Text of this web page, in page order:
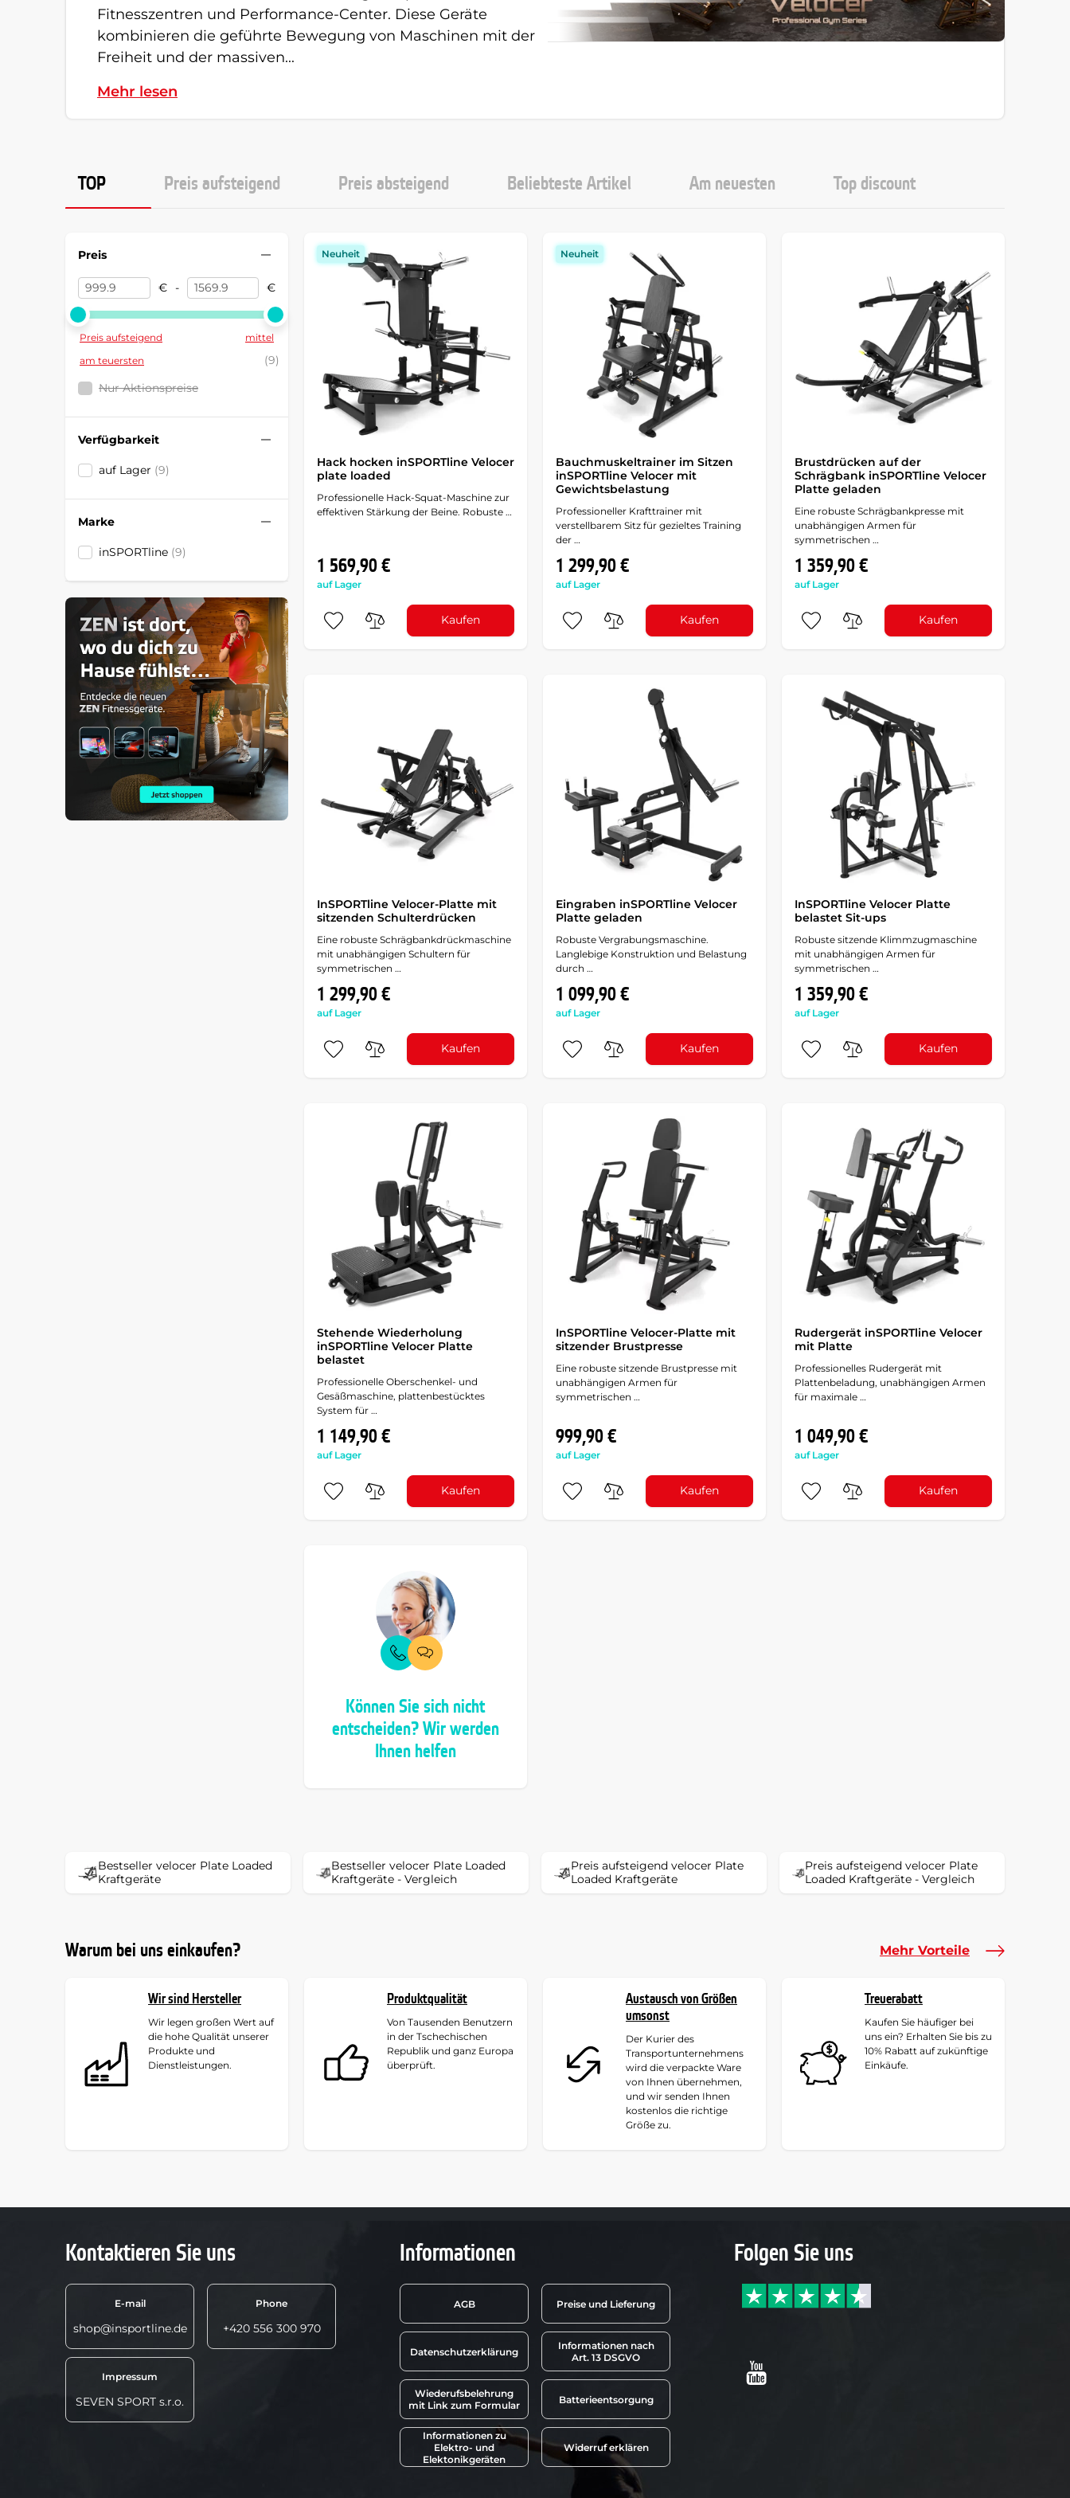
Fitnesszentren und Performance-Center. Diese Geräte
kombinieren die geführte Bewegung von Maschinen mit der
Freiheit und der massiven...
Mehr lesen
TOP Preis aufsteigend Preis absteigend Beliebteste Artikel Am neuesten Top discount
Preis
€ - €
Preis aufsteigend
mittel
am teuersten
(9)
Nur Aktionspreise
Verfügbarkeit
auf Lager (9)
Marke
inSPORTline (9)
Neuheit
Hack hocken inSPORTline Velocer
plate loaded
Professionelle Hack-Squat-Maschine zur
effektiven Stärkung der Beine. Robuste …
1 569,90 €
auf Lager
Kaufen
Neuheit
Bauchmuskeltrainer im Sitzen
inSPORTline Velocer mit
Gewichtsbelastung
Professioneller Krafttrainer mit
verstellbarem Sitz für gezieltes Training
der …
1 299,90 €
auf Lager
Kaufen
Brustdrücken auf der
Schrägbank inSPORTline Velocer
Platte geladen
Eine robuste Schrägbankpresse mit
unabhängigen Armen für
symmetrischen …
1 359,90 €
auf Lager
Kaufen
InSPORTline Velocer-Platte mit
sitzenden Schulterdrücken
Eine robuste Schrägbankdrückmaschine
mit unabhängigen Schultern für
symmetrischen …
1 299,90 €
auf Lager
Kaufen
Eingraben inSPORTline Velocer
Platte geladen
Robuste Vergrabungsmaschine.
Langlebige Konstruktion und Belastung
durch …
1 099,90 €
auf Lager
Kaufen
InSPORTline Velocer Platte
belastet Sit-ups
Robuste sitzende Klimmzugmaschine
mit unabhängigen Armen für
symmetrischen …
1 359,90 €
auf Lager
Kaufen
Stehende Wiederholung
inSPORTline Velocer Platte
belastet
Professionelle Oberschenkel- und
Gesäßmaschine, plattenbestücktes
System für …
1 149,90 €
auf Lager
Kaufen
InSPORTline Velocer-Platte mit
sitzender Brustpresse
Eine robuste sitzende Brustpresse mit
unabhängigen Armen für
symmetrischen …
999,90 €
auf Lager
Kaufen
Rudergerät inSPORTline Velocer
mit Platte
Professionelles Rudergerät mit
Plattenbeladung, unabhängigen Armen
für maximale …
1 049,90 €
auf Lager
Kaufen
Können Sie sich nicht
entscheiden? Wir werden
Ihnen helfen
Bestseller velocer Plate Loaded
Kraftgeräte
Bestseller velocer Plate Loaded
Kraftgeräte - Vergleich
Preis aufsteigend velocer Plate
Loaded Kraftgeräte
Preis aufsteigend velocer Plate
Loaded Kraftgeräte - Vergleich
Warum bei uns einkaufen? Mehr Vorteile
Wir sind Hersteller
Wir legen großen Wert auf
die hohe Qualität unserer
Produkte und
Dienstleistungen.
Produktqualität
Von Tausenden Benutzern
in der Tschechischen
Republik und ganz Europa
überprüft.
Austausch von Größen
umsonst
Der Kurier des
Transportunternehmens
wird die verpackte Ware
von Ihnen übernehmen,
und wir senden Ihnen
kostenlos die richtige
Größe zu.
Treuerabatt
Kaufen Sie häufiger bei
uns ein? Erhalten Sie bis zu
10% Rabatt auf zukünftige
Einkäufe.
Kontaktieren Sie uns
E-mail
shop@insportline.de
Phone
+420 556 300 970
Impressum
SEVEN SPORT s.r.o.
Informationen
AGB Preise und Lieferung
Datenschutzerklärung
Informationen nach
Art. 13 DSGVO
Wiederufsbelehrung
mit Link zum Formular
Batterieentsorgung
Informationen zu
Elektro- und
Elektonikgeräten
Widerruf erklären
Folgen Sie uns
Youtube